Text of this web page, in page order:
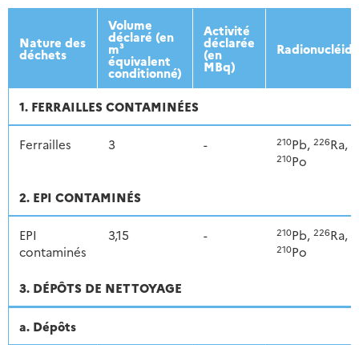
2013 2014 2015 2016
Nature des
déchets
Volume
déclaré (en
m³
équivalent
conditionné)
Activité
déclarée
(en
MBq)
1. FERRAILLES CONTAMINÉES
Ferrailles 3 - 210Pb, 226Ra,
210Po
2. EPI CONTAMINÉS
EPI
contaminés
3,15 - 210Pb, 226Ra,
210Po
3. DÉPÔTS DE NETTOYAGE
a. Dépôts